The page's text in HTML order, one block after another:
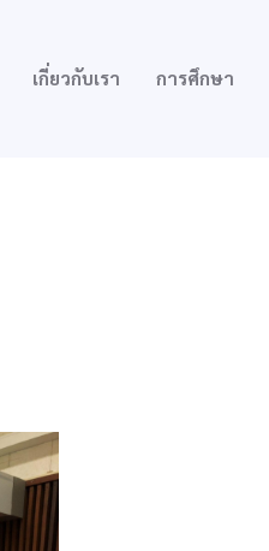
เกี่ยวกับเรา การศึกษา